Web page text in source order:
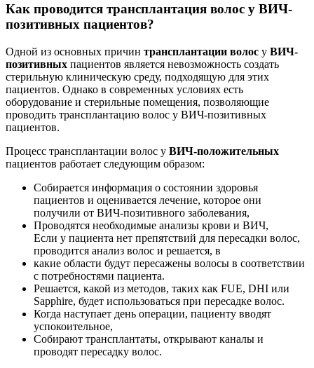
Как проводится трансплантация волос у ВИЧ-
позитивных пациентов?
Одной из основных причин трансплантации волос у ВИЧ-
позитивных пациентов является невозможность создать
стерильную клиническую среду, подходящую для этих
пациентов. Однако в современных условиях есть
оборудование и стерильные помещения, позволяющие
проводить трансплантацию волос у ВИЧ-позитивных
пациентов.
Процесс трансплантации волос у ВИЧ-положительных
пациентов работает следующим образом:
Собирается информация о состоянии здоровья
пациентов и оценивается лечение, которое они
получили от ВИЧ-позитивного заболевания,
Проводятся необходимые анализы крови и ВИЧ,
Если у пациента нет препятствий для пересадки волос,
проводится анализ волос и решается, в
какие области будут пересажены волосы в соответствии
с потребностями пациента.
Решается, какой из методов, таких как FUE, DHI или
Sapphire, будет использоваться при пересадке волос.
Когда наступает день операции, пациенту вводят
успокоительное,
Собирают трансплантаты, открывают каналы и
проводят пересадку волос.